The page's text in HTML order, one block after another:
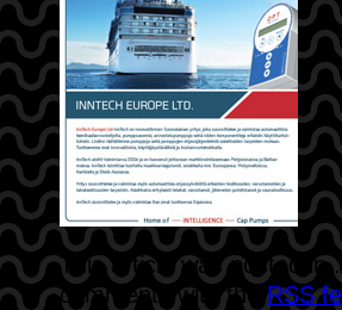
This article was posted in
comments with theRSS